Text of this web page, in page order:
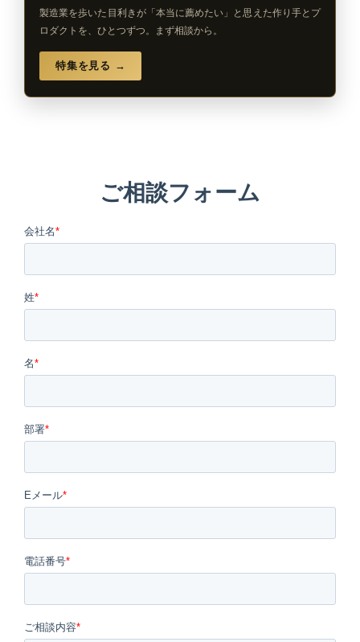
製造業を歩いた目利きが「本当に薦めたい」と思えた作り手とプ
ロダクトを、ひとつずつ。まず相談から。
特集を見る →